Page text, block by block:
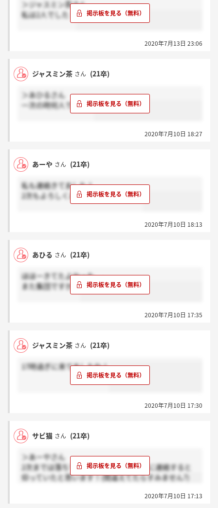
＞ジャスミン茶さん
私は2人でした！
2020年7月13日 23:06
ジャスミン茶 さん (21卒)
＞あひるさん
一次の時何人でした？
2020年7月10日 18:27
あーや さん (21卒)
私も連絡きてました！
2次もよろしくお願いします??(’ω’?? )
2020年7月10日 18:13
あひる さん (21卒)
ほほーきてたよかった、、
また集団ですかね
2020年7月10日 17:35
ジャスミン茶 さん (21卒)
17時過ぎに来てましたね！
2020年7月10日 17:30
サビ猫 さん (21卒)
＞あーやさん
2次までは落ちても受かってもマイナビに連絡すると
仰っていたと思います！(間違えてたらすみません?)
2020年7月10日 17:13